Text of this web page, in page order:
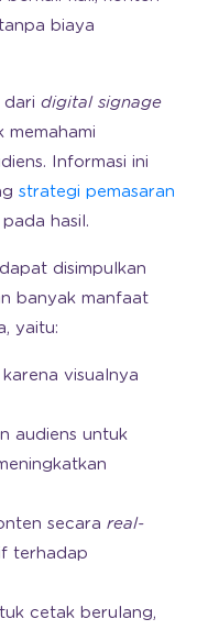
biaya
dari digital signage
memahami
Informasi ini
strategi pemasaran
hasil.
disimpulkan
banyak manfaat
yaitu:
visualnya
audiens untuk
secara real-
terhadap
cetak berulang,